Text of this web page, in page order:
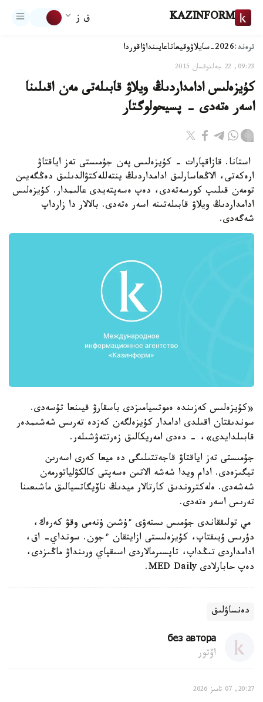
KAZINFORM ق ز
ترەند:2026-سايلاۋ وقيعاتاعايىنداۋاقوردا
09:23, 22 جەلتوقسان 2015
كۇيزەلىس ادامداردىڭ ويلاۋ قابىلەتى مەن اقىلىنا
اسەر ەتەدى - پسيحولوگتار
استانا. قازاقپارات - كۇيزەلىس پەن جۇمىستى تەز اياقتاۋ
ارەكەتى، الاڭعاسارلىق ادامداردىڭ ينتەللەكتۋالدىلىق دەڭگەيىن
تومەن قىلىپ كورسەتەدى، دەپ ەسەپتەيدى عالىمدار. كۇيزەلىس
ادامداردىڭ ويلاۋ قابىلەتىنە اسەر ەتەدى. بالالار دا زارداپ
شەگەدى.
«كۇيزەلىس كەزىندە ەموتسيامىزدى باسقارۋ قيىنعا تۇسەدى.
سوندىقتان اقىلدى ادامدار كۇيزەلگەن كەزدە تەرىس شەشىمدەر
قابىلدايدى»، - دەدى امەريكالىق زەرتتەۋشىلەر.
جۇمىستى تەز اياقتاۋ قاجەتتىلىگى دە ميعا كەرى اسەرىن
تيگىزەدى. ادام ويدا شەشە الاتىن ەسەپتى كالكۋلياتورمەن
شەشەدى. ەلەكتروندىق كارتالار ميدىڭ ناۆيگاتسيالىق ماشىعىنا
تەرىس اسەر ەتەدى.
مي تولىققاندى جۇمىس ىستەۋى ءۇشىن ۇنەمى وقۋ كەرەك،
دۇرىس ۇيىقتاپ، كۇيزەلىستى ازايتقان ءجون. سونداي- اق،
ادامداردى تىڭداپ، تاپسىرمالاردى اسىقپاي ورىنداۋ ماڭىزدى،
دەپ حابارلادى MED Daily.
دەنساۋلىق
без автора
اۆتور
20:27, 07 تامىز 2026